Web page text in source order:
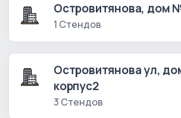
Островитянова, дом
1 Стендов
Островитянова ул,
корпус2
3 Стендов